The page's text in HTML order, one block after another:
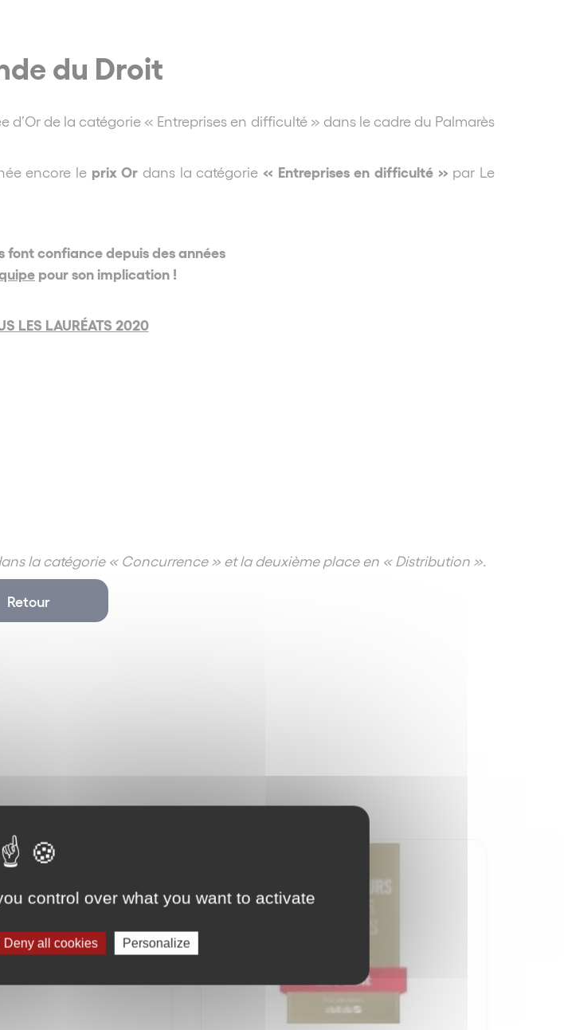
du Droit
d’Or de la catégorie « Entreprises en difficulté » dans le cadre du Palmarès
encore le prix Ordans la catégorie « Entreprises en difficulté » par Le
font confiance depuis des années
pour son implication !
LES LAURÉATS 2020
la catégorie « Concurrence » et la deuxième place en « Distribution ».
Retour
control over what you want to activate
Deny all cookies Personalize